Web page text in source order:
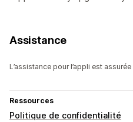
Assistance
L’assistance pour l’appli est
Ressources
Politique de confidentialité